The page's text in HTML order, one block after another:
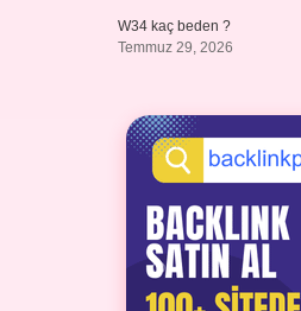
W34 kaç beden ?
Temmuz 29, 2026